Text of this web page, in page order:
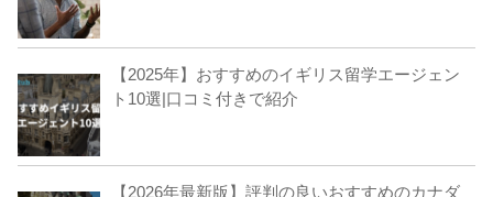
【2025年】おすすめのイギリス留学エージェン
ト10選|口コミ付きで紹介
【2026年最新版】評判の良いおすすめのカナダ